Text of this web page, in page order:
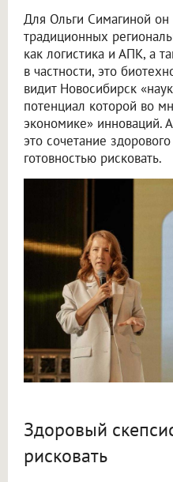
Для Ольги Симагиной он
традиционных
как логистика и АПК, а
в частности, это
видит Новосибирск
потенциал которой во
экономике»
это сочетание
готовностью рисковать.
Здоровый
рисковать